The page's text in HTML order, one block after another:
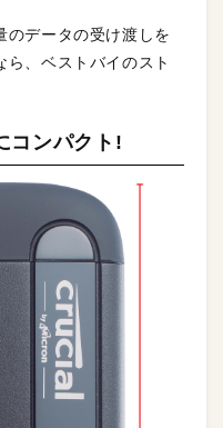
のデータの受け渡しを
、ベストバイのスト
コンパクト!